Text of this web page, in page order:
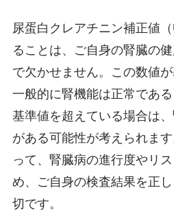
尿蛋白クレアチニン補正値
ることは、ご自身の腎臓の
で欠かせません。この数値が
一般的に腎機能は正常である
基準値を超えている場合は
がある可能性が考えられま
って、腎臓病の進行度やリ
め、ご自身の検査結果を正
切です。